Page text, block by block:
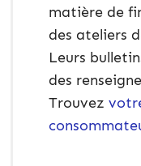
matière de
des ateliers
Leurs
des
Trouvez